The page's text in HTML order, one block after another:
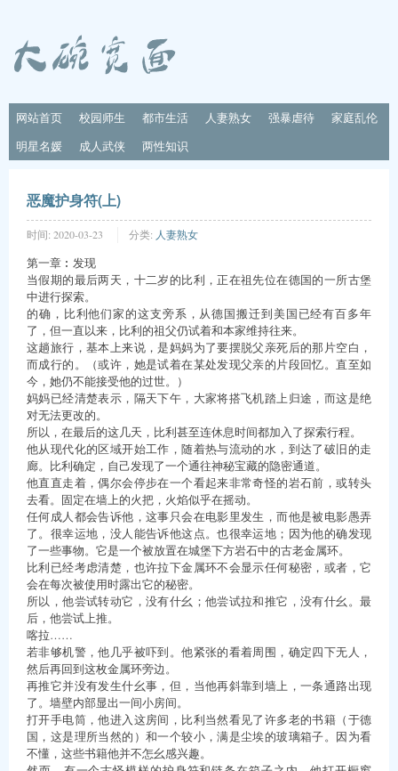
网站首页 校园师生 都市生活 人妻熟女 强暴虐待
家庭乱伦
明星名媛
成人武侠 两性知识
恶魔护身符(上)
时间: 2020-03-23 分类: 人妻熟女
第一章︰发现
当假期的最后两天，十二岁的比利，正在祖先位在德国的一所古堡
中进行探索。
的确，比利他们家的这支旁系，从德国搬迁到美国已经有百多年
了，但一直以来，比利的祖父仍试着和本家维持往来。
这趟旅行，基本上来说，是妈妈为了要摆脱父亲死后的那片空白，
而成行的。（或许，她是试着在某处发现父亲的片段回忆。直至如
今，她仍不能接受他的过世。）
妈妈已经清楚表示，隔天下午，大家将搭飞机踏上归途，而这是绝
对无法更改的。
所以，在最后的这几天，比利甚至连休息时间都加入了探索行程。
他从现代化的区域开始工作，随着热与流动的水，到达了破旧的走
廊。比利确定，自己发现了一个通往神秘宝藏的隐密通道。
他直直走着，偶尔会停步在一个看起来非常奇怪的岩石前，或转头
去看。固定在墙上的火把，火焰似乎在摇动。
任何成人都会告诉他，这事只会在电影里发生，而他是被电影愚弄
了。很幸运地，没人能告诉他这点。也很幸运地；因为他的确发现
了一些事物。它是一个被放置在城堡下方岩石中的古老金属环。
比利已经考虑清楚，也许拉下金属环不会显示任何秘密，或者，它
会在每次被使用时露出它的秘密。
所以，他尝试转动它，没有什幺；他尝试拉和推它，没有什幺。最
后，他尝试上推。
喀拉……
若非够机警，他几乎被吓到。他紧张的看着周围，确定四下无人，
然后再回到这枚金属环旁边。
再推它并没有发生什幺事，但，当他再斜靠到墙上，一条通路出现
了。墙壁内部显出一间小房间。
打开手电筒，他进入这房间，比利当然看见了许多老的书籍（于德
国，这是理所当然的）和一个较小，满是尘埃的玻璃箱子。因为看
不懂，这些书籍他并不怎幺感兴趣。